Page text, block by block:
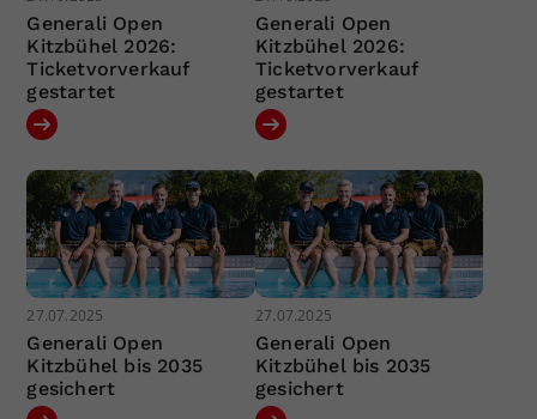
Generali Open
Kitzbühel 2026:
Ticketvorverkauf
gestartet
Generali Open
Kitzbühel 2026:
Ticketvorverkauf
gestartet
27.07.2025
Generali Open
Kitzbühel bis 2035
gesichert
27.07.2025
Generali Open
Kitzbühel bis 2035
gesichert